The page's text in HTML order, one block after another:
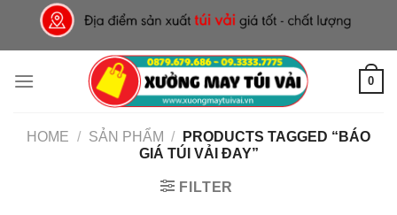
content
0
HOME / SẢN PHẨM /
PRODUCTS TAGGED “BÁO
GIÁ TÚI VẢI ĐAY”
FILTER